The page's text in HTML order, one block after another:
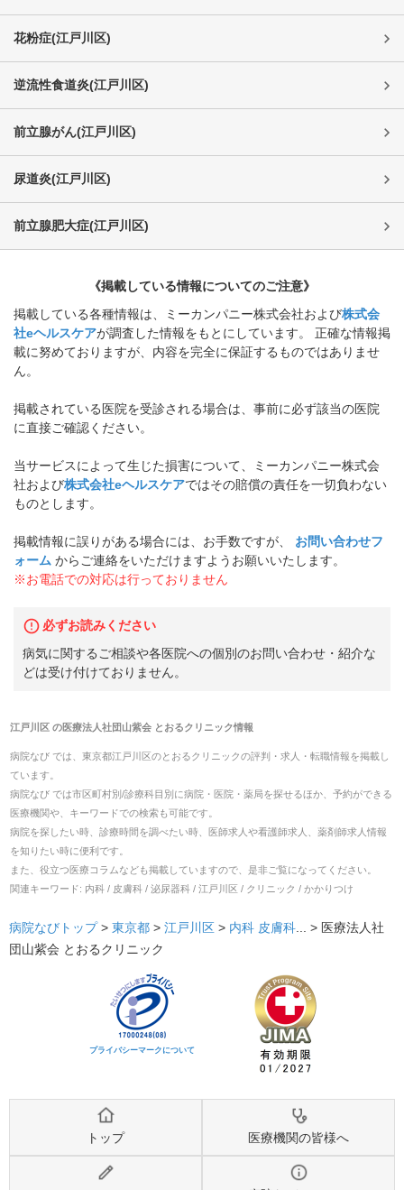
花粉症(江戸川区)
逆流性食道炎(江戸川区)
前立腺がん(江戸川区)
尿道炎(江戸川区)
前立腺肥大症(江戸川区)
《掲載している情報についてのご注意》
掲載している各種情報は、ミーカンパニー株式会社および株式会
社eヘルスケアが調査した情報をもとにしています。 正確な情報掲
載に努めておりますが、内容を完全に保証するものではありませ
ん。
掲載されている医院を受診される場合は、事前に必ず該当の医院
に直接ご確認ください。
当サービスによって生じた損害について、ミーカンパニー株式会
社および株式会社eヘルスケアではその賠償の責任を一切負わない
ものとします。
掲載情報に誤りがある場合には、お手数ですが、
お問い合わせフ
ォーム からご連絡をいただけますようお願いいたします。
※お電話での対応は行っておりません
必ずお読みください
病気に関するご相談や各医院への個別のお問い合わせ・紹介な
どは受け付けておりません。
江戸川区の医療法人社団山紫会 とおるクリニック情報
病院なび では、 東京都江戸川区のとおるクリニックの評判・求人・転職情報を掲載し
ています。
病院なび では市区町村別/診療科目別に病院・医院・薬局を探せるほか、予約ができる
医療機関や、キーワードでの検索も可能です。
病院を探したい時、診療時間を調べたい時、医師求人や看護師求人、薬剤師求人情報
を知りたい時に便利です。
また、役立つ医療コラムなども掲載していますので、是非ご覧になってください。
関連キーワード: 内科 / 皮膚科 / 泌尿器科 / 江戸川区 / クリニック / かかりつけ
病院なびトップ > 東京都 > 江戸川区 > 内科 皮膚科... > 医療法人社
団山紫会 とおるクリニック
プライバシーマークについて
トップ 医療機関の皆様へ